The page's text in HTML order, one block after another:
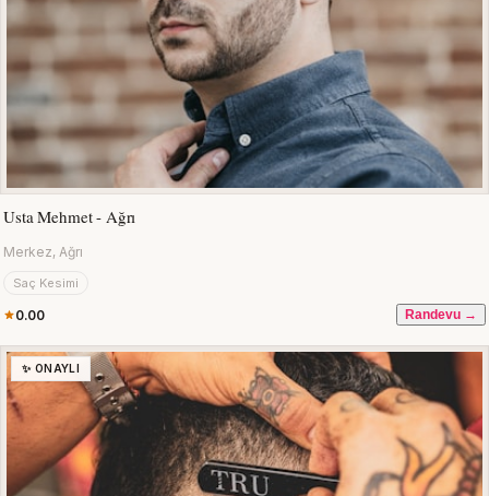
Usta Mehmet - Ağrı
Merkez, Ağrı
Saç Kesimi
0.00 Randevu →
✨ ONAYLI